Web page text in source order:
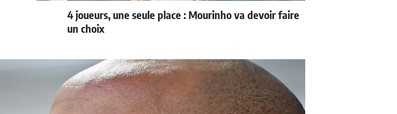
4 joueurs, une seule place : Mourinho va devoir faire
un choix